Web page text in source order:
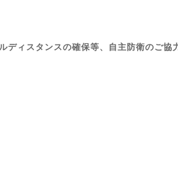
ィスタンスの確保等、自主防衛のご協